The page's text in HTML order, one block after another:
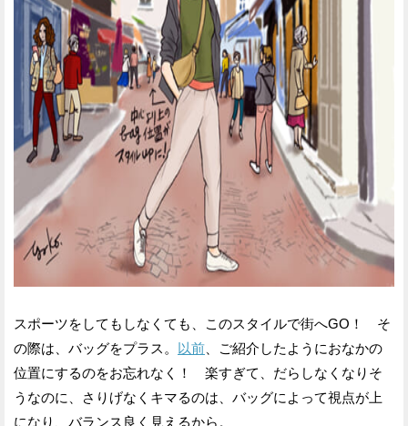
スポーツをしてもしなくても、このスタイルで街へGO！ そ
の際は、バッグをプラス。
以前 、ご紹介したようにおなかの
位置にするのをお忘れなく！ 楽すぎて、だらしなくなりそ
うなのに、さりげなくキマるのは、バッグによって視点が上
になり、バランス良く見えるから。